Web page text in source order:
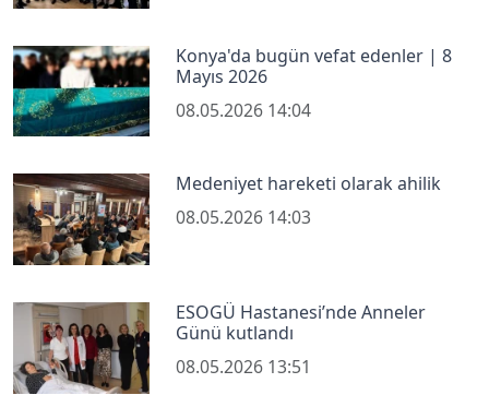
Konya'da bugün vefat edenler | 8
Mayıs 2026
08.05.2026 14:04
Medeniyet hareketi olarak ahilik
08.05.2026 14:03
ESOGÜ Hastanesi’nde Anneler
Günü kutlandı
08.05.2026 13:51